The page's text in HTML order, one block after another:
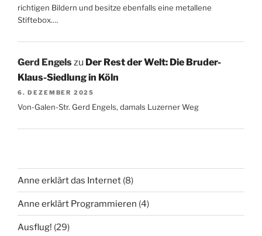
richtigen Bildern und besitze ebenfalls eine metallene
Stiftebox.…
Gerd Engelszu Der Rest der Welt: Die Bruder-
Klaus-Siedlung in Köln
6. DEZEMBER 2025
Von-Galen-Str. Gerd Engels, damals Luzerner Weg
Anne erklärt das Internet (8)
Anne erklärt Programmieren (4)
Ausflug! (29)